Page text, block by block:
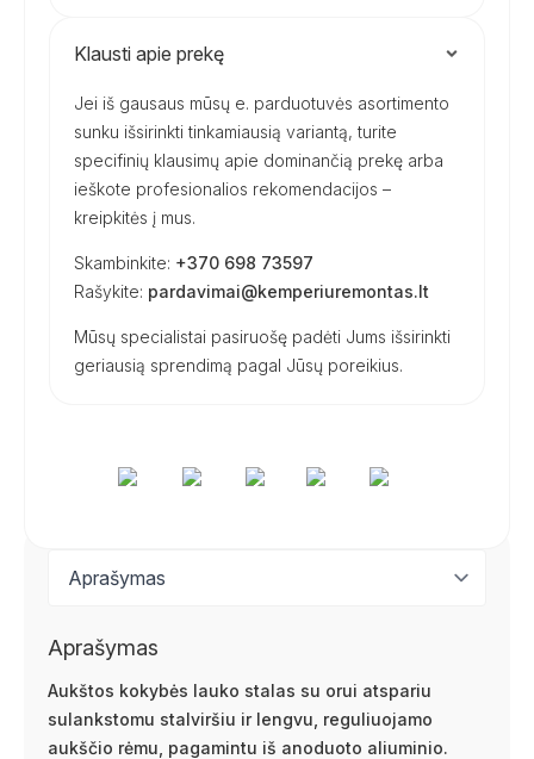
Klausti apie prekę
Jei iš gausaus mūsų e. parduotuvės asortimento
sunku išsirinkti tinkamiausią variantą, turite
specifinių klausimų apie dominančią prekę arba
ieškote profesionalios rekomendacijos –
kreipkitės į mus.
Skambinkite: +370 698 73597
Rašykite: pardavimai@kemperiuremontas.lt
Mūsų specialistai pasiruošę padėti Jums išsirinkti
geriausią sprendimą pagal Jūsų poreikius.
Aprašymas
Aukštos kokybės lauko stalas su orui atspariu
sulankstomu stalviršiu ir lengvu, reguliuojamo
aukščio rėmu, pagamintu iš anoduoto aliuminio.